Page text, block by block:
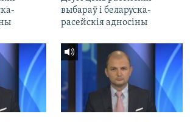
выбараў і беларуска-
расейскія адносіны